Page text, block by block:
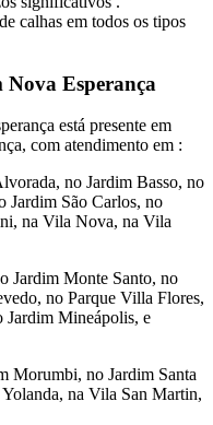
calhas em todos os tipos
Esperança
está presente em
com atendimento em :
no Jardim Basso, no
Jardim São Carlos, no
na Vila Nova, na Vila
Jardim Monte Santo, no
no Parque Villa Flores,
Jardim Mineápolis, e
Morumbi, no Jardim Santa
na Vila San Martin,